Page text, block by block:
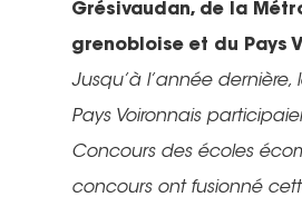
Grésivaudan, de la
grenobloise et du Pays
Jusqu’à l’année dernière,
Pays Voironnais
Concours des écoles
concours ont fusionné